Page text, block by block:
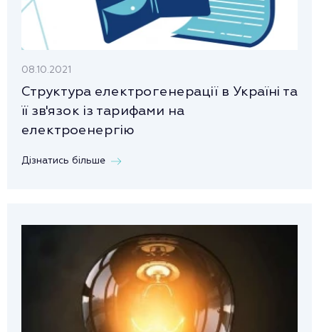
08.10.2021
Структура електрогенерації в Україні та
її зв'язок із тарифами на
електроенергію
Дізнатись більше